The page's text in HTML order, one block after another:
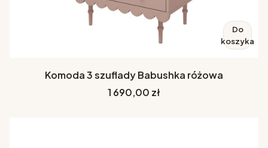
Do
koszyka
Komoda 3 szuflady Babushka różowa
Cena
1 690,00 zł